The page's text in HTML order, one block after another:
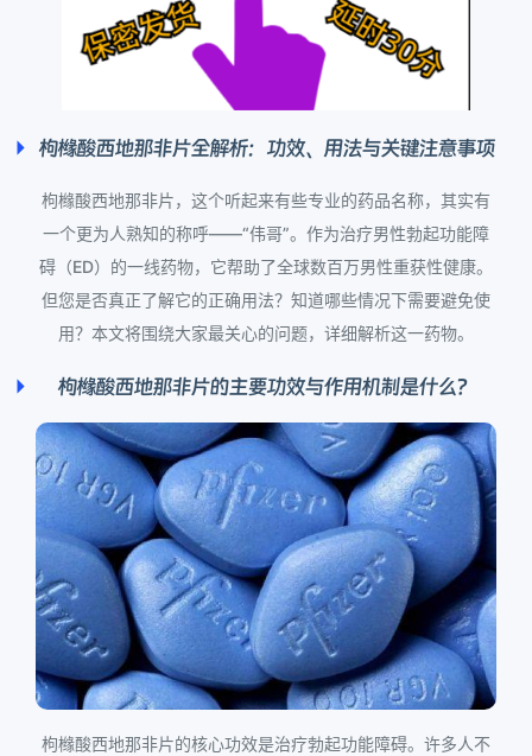
枸橼酸西地那非片全解析：功效、用法与关键注意事项
枸橼酸西地那非片，这个听起来有些专业的药品名称，其实有
一个更为人熟知的称呼——“伟哥”。作为治疗男性勃起功能障
碍（ED）的一线药物，它帮助了全球数百万男性重获性健康。
但您是否真正了解它的正确用法？知道哪些情况下需要避免使
用？本文将围绕大家最关心的问题，详细解析这一药物。
枸橼酸西地那非片的主要功效与作用机制是什么？
枸橼酸西地那非片的核心功效是治疗勃起功能障碍。许多人不